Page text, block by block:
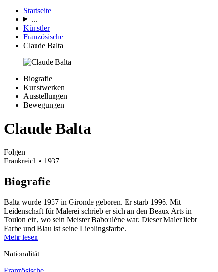
Startseite
...
Künstler
Französische
Claude Balta
Biografie
Kunstwerken
Ausstellungen
Bewegungen
Claude Balta
Folgen
Frankreich • 1937
Biografie
Balta wurde 1937 in Gironde geboren. Er starb 1996. Mit
Leidenschaft für Malerei schrieb er sich an den Beaux Arts in
Toulon ein, wo sein Meister Baboulène war. Dieser Maler liebt
Farbe und Blau ist seine Lieblingsfarbe.
Mehr lesen
Nationalität